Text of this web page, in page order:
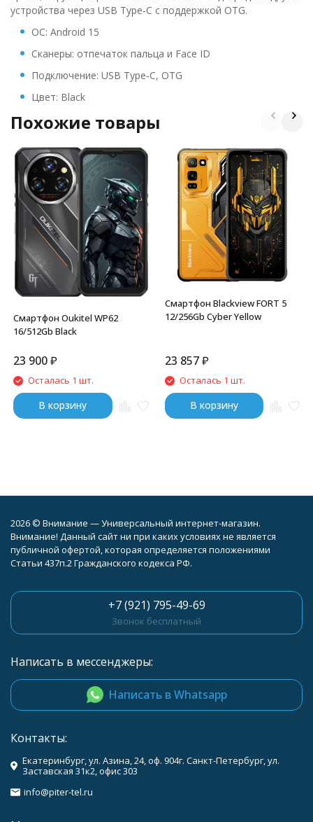
устройства через USB Type‑C с поддержкой OTG.
ОС: Android 15
Сканеры: отпечаток пальца и Face ID
Подключение: USB Type‑C, OTG
Цвет: Black
Похожие товары
Смартфон Oukitel WP62
16/512Gb Black
23 900₽
Осталась 1 шт.
В корзину
Смартфон Blackview FORT 5
12/256Gb Cyber Yellow
23 857 ₽
Осталась 1 шт.
В корзину
2026 © Внимание — Универсальный интернет-магазин.
Внимание! Данный сайт ни при каких условиях не является
публичной офертой, которая определяется положениями
Статьи 437п.2 Гражданского кодекса РФ.
+7 (921) 795-49-69
Звонок бесплатный
Написать в мессенджеры:
Написать в Whatsapp
Контакты:
Екатеринбург, ул. Азина, 24, оф. 904г. Санкт-Петербург, ул.
Заставская 31к2, офис 303
info@piter-tel.ru